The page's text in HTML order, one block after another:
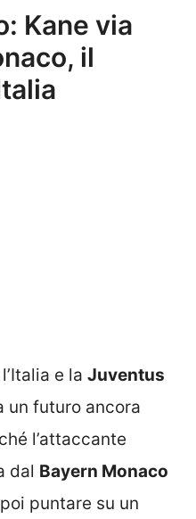
Kane via
il
e la Juventus
un futuro ancora
l’attaccante
dal Bayern Monaco
puntare su un